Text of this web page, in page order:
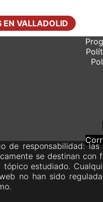
EN VALLADOLID
de responsabilidad:
se destinan con
tópico estudiado.
no han sido